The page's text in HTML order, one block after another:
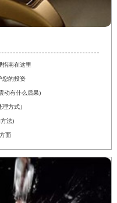
指南在这里
您的投资
动有什么后果)
方式）
法)
面